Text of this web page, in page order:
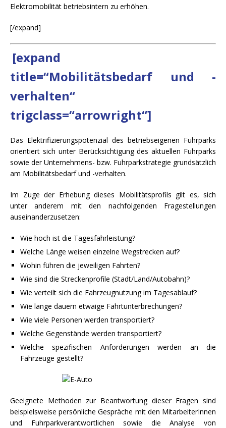
Elektromobilität betriebsintern zu erhöhen.
[/expand]
[expand
title=“Mobilitätsbedarf und -
verhalten“
trigclass=“arrowright“]
Das Elektrifizierungspotenzial des betriebseigenen Fuhrparks
orientiert sich unter Berücksichtigung des aktuellen Fuhrparks
sowie der Unternehmens- bzw. Fuhrparkstrategie grundsätzlich
am Mobilitätsbedarf und -verhalten.
Im Zuge der Erhebung dieses Mobilitätsprofils gilt es, sich
unter anderem mit den nachfolgenden Fragestellungen
auseinanderzusetzen:
Wie hoch ist die Tagesfahrleistung?
Welche Länge weisen einzelne Wegstrecken auf?
Wohin führen die jeweiligen Fahrten?
Wie sind die Streckenprofile (Stadt/Land/Autobahn)?
Wie verteilt sich die Fahrzeugnutzung im Tagesablauf?
Wie lange dauern etwaige Fahrtunterbrechungen?
Wie viele Personen werden transportiert?
Welche Gegenstände werden transportiert?
Welche spezifischen Anforderungen werden an die
Fahrzeuge gestellt?
Geeignete Methoden zur Beantwortung dieser Fragen sind
beispielsweise persönliche Gespräche mit den MitarbeiterInnen
und Fuhrparkverantwortlichen sowie die Analyse von